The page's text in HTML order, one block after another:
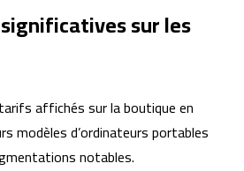
sur les
affichés sur la boutique en
modèles d’ordinateurs portables
notables.